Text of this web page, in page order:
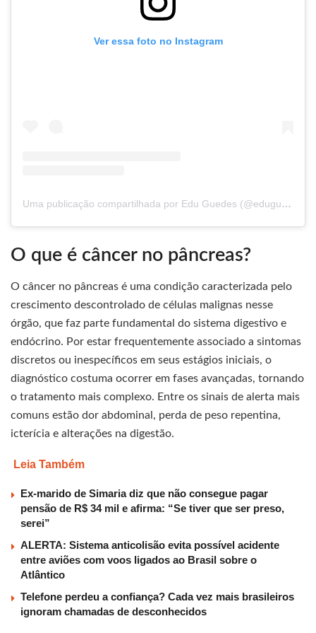
Ver essa foto no Instagram
Uma publicação compartilhada por Edu Guedes (@eduguedesoficial)
O que é câncer no pâncreas?
O câncer no pâncreas é uma condição caracterizada pelo
crescimento descontrolado de células malignas nesse
órgão, que faz parte fundamental do sistema digestivo e
endócrino. Por estar frequentemente associado a sintomas
discretos ou inespecíficos em seus estágios iniciais, o
diagnóstico costuma ocorrer em fases avançadas, tornando
o tratamento mais complexo. Entre os sinais de alerta mais
comuns estão dor abdominal, perda de peso repentina,
icterícia e alterações na digestão.
Leia Também
Ex-marido de Simaria diz que não consegue pagar
pensão de R$ 34 mil e afirma: “Se tiver que ser preso,
serei”
ALERTA: Sistema anticolisão evita possível acidente
entre aviões com voos ligados ao Brasil sobre o
Atlântico
Telefone perdeu a confiança? Cada vez mais brasileiros
ignoram chamadas de desconhecidos